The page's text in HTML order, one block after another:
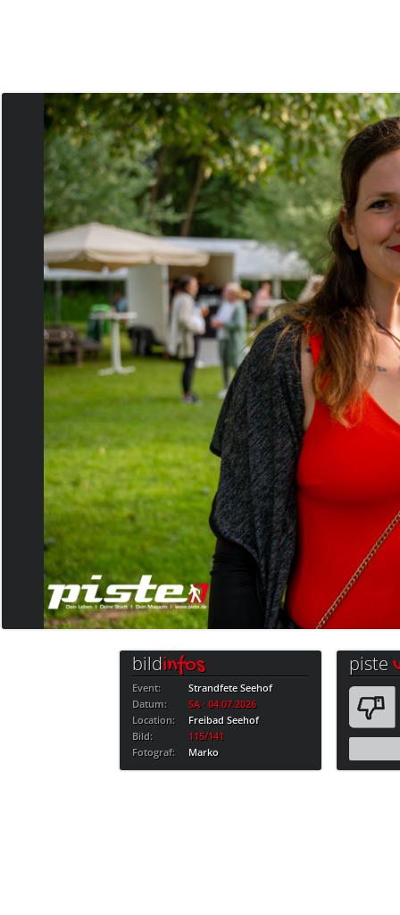
bildinfos
Event:
Strandfete Seehof
Datum:
SA · 04.07.2026
Location:
Freibad Seehof
Bild:
115/141
Fotograf:
Marko
piste